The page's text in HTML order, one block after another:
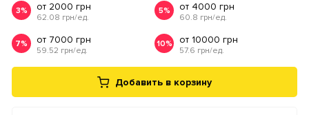
3% от 2000 грн
62.08 грн/ед.
5% от 4000 грн
60.8 грн/ед.
7% от 7000 грн
59.52 грн/ед.
10% от 10000 грн
57.6 грн/ед.
Добавить в корзину